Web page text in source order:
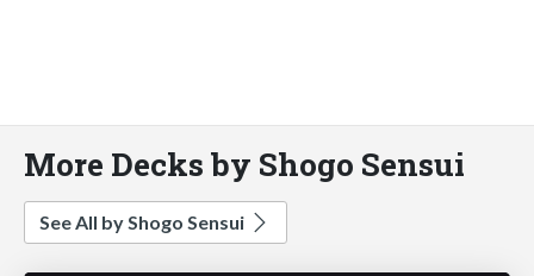
More Decks by Shogo Sensui
See All by Shogo Sensui